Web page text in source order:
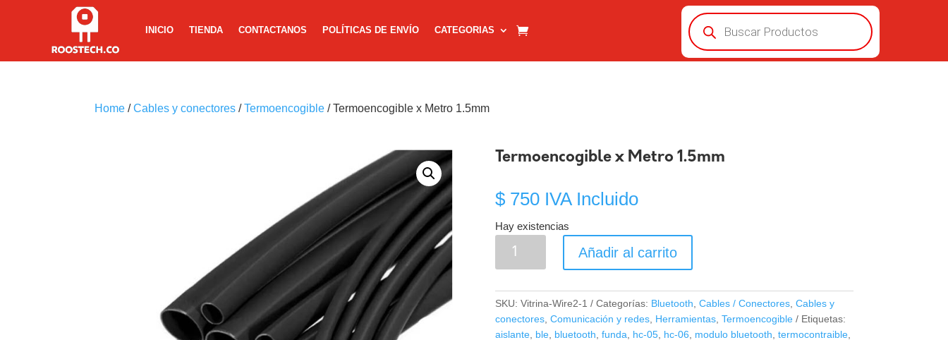
INICIO TIENDA CONTACTANOS POLÍTICAS DE ENVÍO CATEGORIAS
Búsqueda
de
productos
Home /Cables y conectores /Termoencogible / Termoencogible x Metro 1.5mm
Termoencogible x Metro 1.5mm
$750 IVA Incluido
Hay existencias
Termoencogible
cantidad
Añadir al carrito
SKU: Vitrina-Wire2-1 Categorías: Bluetooth Cables / Conectores, Cables y
conectores, Comunicación y redes, Herramientas, Termoencogible
Etiquetas:
aislante, ble, bluetooth funda hc-05, hc-06 modulo bluetooth termocontraible,